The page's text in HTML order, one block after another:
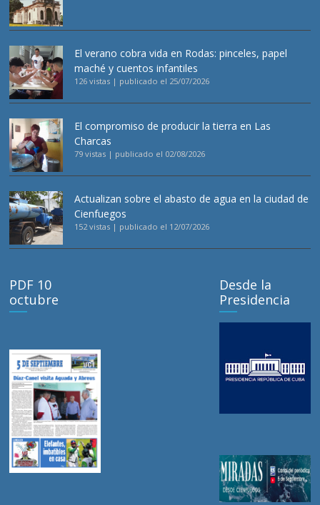
El verano cobra vida en Rodas: pinceles, papel
maché y cuentos infantiles
126 vistas | publicado el 25/07/2026
El compromiso de producir la tierra en Las
Charcas
79 vistas | publicado el 02/08/2026
Actualizan sobre el abasto de agua en la ciudad de
Cienfuegos
152 vistas | publicado el 12/07/2026
PDF 10
octubre
Desde la
Presidencia